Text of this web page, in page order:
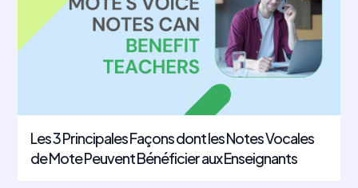
Les 3 Principales Façons dont les Notes Vocales
de Mote Peuvent Bénéficier aux Enseignants